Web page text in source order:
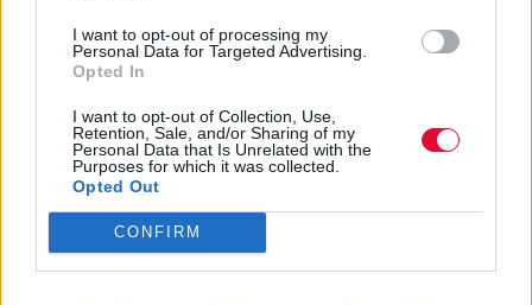
I want to opt-out of processing my
Personal Data for Targeted Advertising.
Opted In
I want to opt-out of Collection, Use,
Retention, Sale, and/or Sharing of my
Personal Data that Is Unrelated with the
Purposes for which it was collected.
Opted Out
CONFIRM